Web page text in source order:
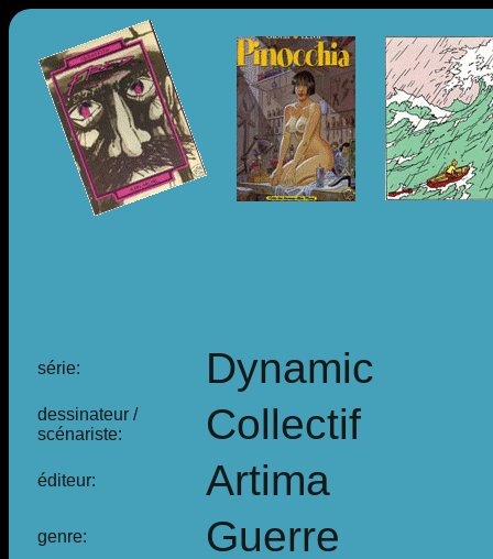
série: Dynamic
dessinateur /
scénariste:
Collectif
éditeur: Artima
genre: Guerre